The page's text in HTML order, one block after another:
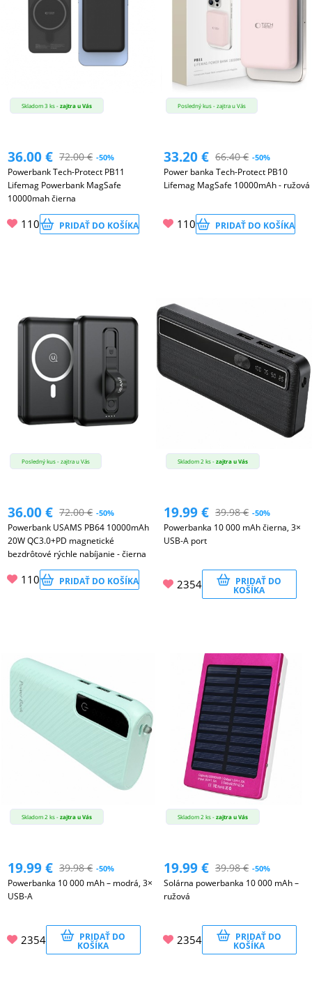
Skladom 3 ks -zajtra u Vás
36.00€ 72.00€ -50%
Powerbank Tech-Protect PB11
Lifemag Powerbank MagSafe
10000mah čierna
110 PRIDAŤ DO KOŠÍKA
Posledný kus - zajtra u Vás
33.20€ 66.40€ -50%
Power banka Tech-Protect PB10
Lifemag MagSafe 10000mAh - ružová
110 PRIDAŤ DO KOŠÍKA
Posledný kus - zajtra u Vás
36.00€ 72.00€ -50%
Powerbank USAMS PB64 10000mAh
20W QC3.0+PD magnetické
bezdrôtové rýchle nabíjanie - čierna
110 PRIDAŤ DO KOŠÍKA
Skladom 2 ks -zajtra u Vás
19.99€ 39.98€ -50%
Powerbanka 10 000 mAh čierna, 3×
USB-A port
2354 PRIDAŤ DO
KOŠÍKA
Skladom 2 ks -zajtra u Vás
19.99€ 39.98€ -50%
Powerbanka 10 000 mAh – modrá, 3×
USB-A
2354 PRIDAŤ DO
KOŠÍKA
Skladom 2 ks -zajtra u Vás
19.99€ 39.98€ -50%
Solárna powerbanka 10 000 mAh –
ružová
2354 PRIDAŤ DO
KOŠÍKA